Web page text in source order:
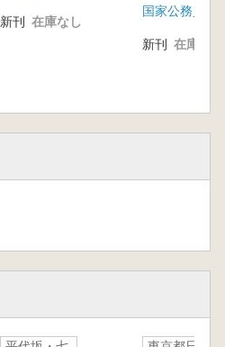
新刊 在庫なし
新刊 在庫なし